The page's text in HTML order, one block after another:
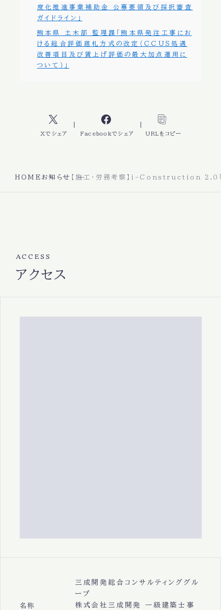
度化推進事業補助金 公募要領及び採択審査
ガイドライン」
熊本県 土木部 監理課「熊本県発注工事にお
ける総合評価落札方式の改定（CCUS処遇
改善項目及び賃上げ評価の最大加点運用に
ついて）」
Xでシェア Facebookでシェア URLをコピー
HOME お知らせ 【施工・労務考察】i-Construction 2.0「
ACCESS
アクセス
名称
三成開発総合コンサルティンググル
ープ
株式会社三成開発 一級建築士事